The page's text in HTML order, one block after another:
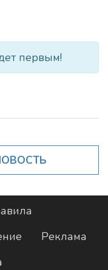
первым!
Реклама